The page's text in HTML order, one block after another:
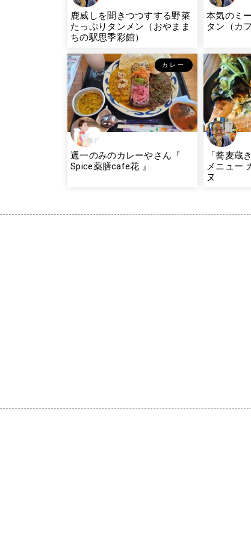
鹿威しを聞きつつすする野菜
たっぷりタンメン（おやまま
ちの駅思季彩館）
本気のミ
タン（カ
カレー
週一のみのカレーやさん『
Spice薬膳cafe花 』
「蕎麦蔵
メニュー
ヌ